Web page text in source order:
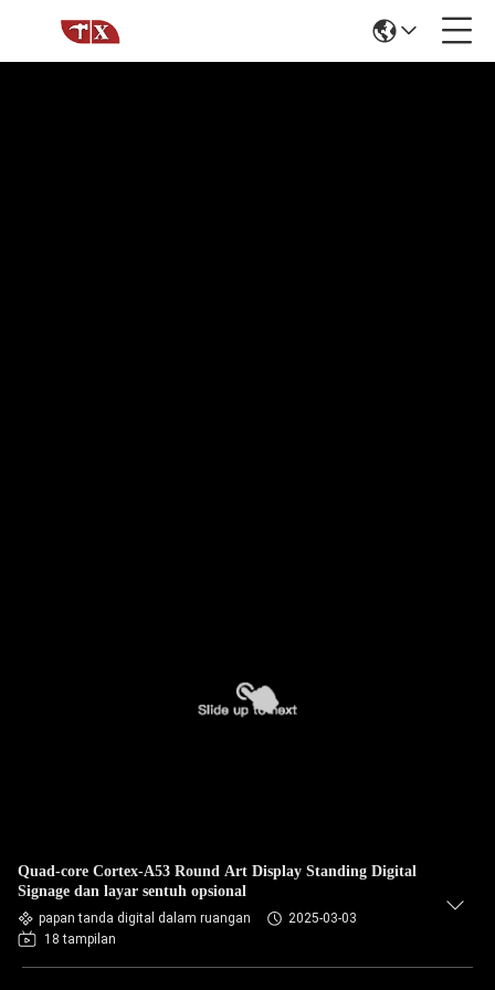
Quad-core Cortex-A53 Round Art Display Standing Digital
Signage dan layar sentuh opsional
papan tanda digital dalam ruangan
2025-03-03
18 tampilan